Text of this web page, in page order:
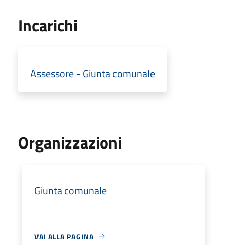
Incarichi
Assessore - Giunta comunale
Organizzazioni
Giunta comunale
VAI ALLA PAGINA